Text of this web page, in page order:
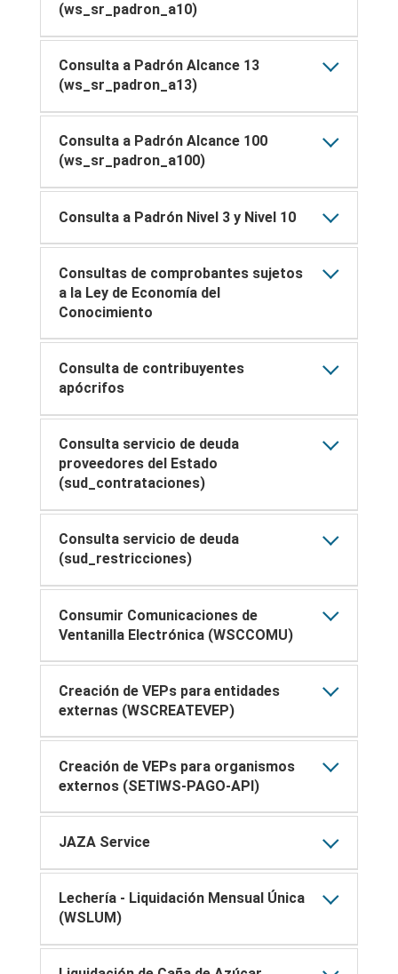
(ws_sr_padron_a10)
Consulta a Padrón Alcance 13
(ws_sr_padron_a13)
Consulta a Padrón Alcance 100
(ws_sr_padron_a100)
Consulta a Padrón Nivel 3 y Nivel 10
Consultas de comprobantes sujetos
a la Ley de Economía del
Conocimiento
Consulta de contribuyentes
apócrifos
Consulta servicio de deuda
proveedores del Estado
(sud_contrataciones)
Consulta servicio de deuda
(sud_restricciones)
Consumir Comunicaciones de
Ventanilla Electrónica (WSCCOMU)
Creación de VEPs para entidades
externas (WSCREATEVEP)
Creación de VEPs para organismos
externos (SETIWS-PAGO-API)
JAZA Service
Lechería - Liquidación Mensual Única
(WSLUM)